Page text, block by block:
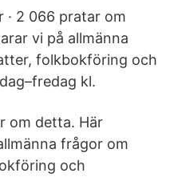
· 2 066 pratar om
vi på allmänna
folkbokföring och
kl.
om detta. Här
frågor om
och